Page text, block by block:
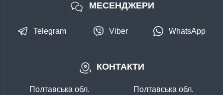
КОНТАКТИ
Полтавська обл.
Полтавська обл.
МЕСЕНДЖЕРИ
Telegram Viber WhatsApp